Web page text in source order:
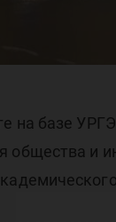
на базе
общества и